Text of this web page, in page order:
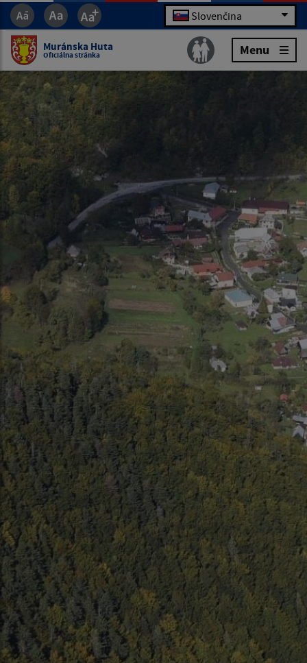
Slovenčina
Muránska Huta
Oficiálna stránka Menu